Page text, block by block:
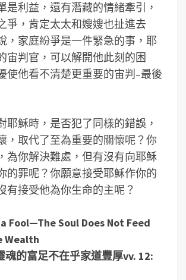
是利益，還有潛藏的情緒牽引，
爭，肯定太太和嫂嫂也扯進去
，家庭紛爭是一件緊急的事，耶
宙判官，可以解開他此刻的困
使他看不清楚更重要的宙判–最後
耶穌時，是否犯了同樣的錯誤，
，取代了至為重要的關懷呢？你
為你解決難處，但有沒有向耶穌
的罪呢？你願意接受耶穌作你的
有接受他為你生命的主呢？
Fool—The Soul Does Not Feed
Wealth
的富足不在乎家道豐厚vv. 12: